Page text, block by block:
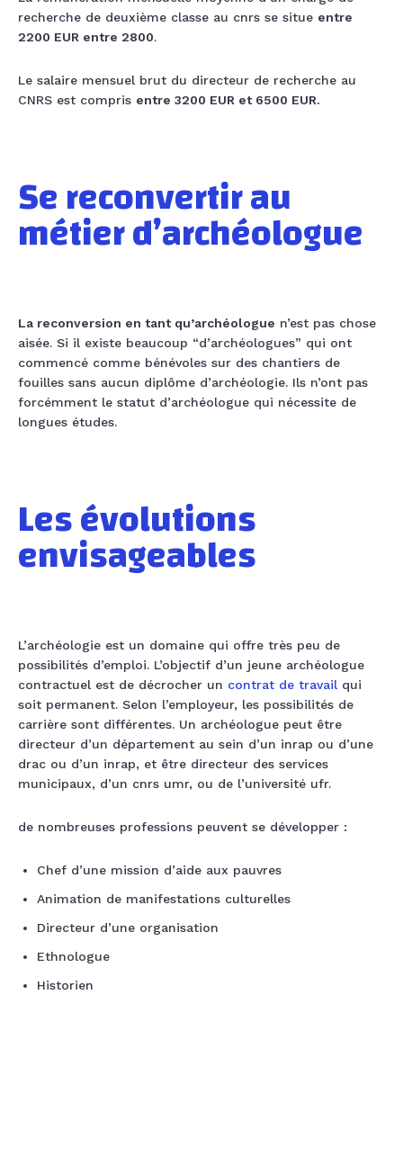
recherche de deuxième classe au cnrs se situe entre
2200 EUR entre 2800.
Le salaire mensuel brut du directeur de recherche au
CNRS est compris entre 3200 EUR et 6500 EUR.
Se reconvertir au
métier d’archéologue
La reconversion en tant qu’archéologue n’est pas chose
aisée. Si il existe beaucoup “d’archéologues” qui ont
commencé comme bénévoles sur des chantiers de
fouilles sans aucun diplôme d’archéologie. Ils n’ont pas
forcémment le statut d’archéologue qui nécessite de
longues études.
Les évolutions
envisageables
L’archéologie est un domaine qui offre très peu de
possibilités d’emploi. L’objectif d’un jeune archéologue
contractuel est de décrocher un contrat de travail qui
soit permanent. Selon l’employeur, les possibilités de
carrière sont différentes. Un archéologue peut être
directeur d’un département au sein d’un inrap ou d’une
drac ou d’un inrap, et être directeur des services
municipaux, d’un cnrs umr, ou de l’université ufr.
de nombreuses professions peuvent se développer :
Chef d’une mission d’aide aux pauvres
Animation de manifestations culturelles
Directeur d’une organisation
Ethnologue
Historien